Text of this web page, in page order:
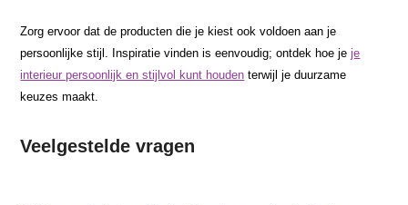
Zorg ervoor dat de producten die je kiest ook voldoen aan je
persoonlijke stijl. Inspiratie vinden is eenvoudig; ontdek hoe jeje
interieur persoonlijk en stijlvol kunt houden terwijl je duurzame
keuzes maakt.
Veelgestelde vragen